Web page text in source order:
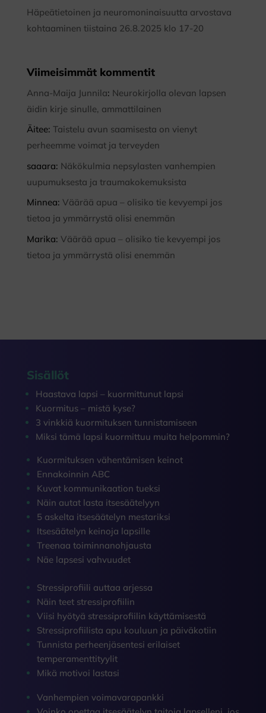
Häpeätietoinen ja neuromoninaisuutta arvostava
kohtaaminen tiistaina 26.8.2025 klo 17-20
Viimeisimmät kommentit
Anna-Maija Junnila: Neurokirjolla olevan lapsen
äidin kirje sinulle, ammattilainen
Äitee: Taistelu avun saamisesta on vienyt
perheemme voimat ja terveyden
saaara: Näkökulmia nepsylasten vanhempien
uupumuksesta ja traumakokemuksista
Minnea: Väärää apua – olisiko tie kevyempi jos
tietoa ja ymmärrystä olisi enemmän
Marika: Väärää apua – olisiko tie kevyempi jos
tietoa ja ymmärrystä olisi enemmän
Sisällöt
Haastava lapsi – kuormittunut lapsi
Kuormitus – mistä kyse?
3 vinkkiä kuormituksen tunnistamiseen
Miksi tämä lapsi kuormittuu muita helpommin?
Kuormituksen vähentämisen keinot
Ennakoinnin ABC
Kuvat kommunikaation tueksi
Näin autat lasta itsesäätelyyn
5 askelta itsesäätelyn mestariksi
Itsesäätelyn keinoja lapsille
Treenaa toiminnanohjausta
Näe lapsesi vahvuudet
Stressiprofiili auttaa arjessa
Näin teet stressiprofiilin
Viisi hyötyä stressiprofiilin käyttämisestä
Stressiprofiilista apu kouluun ja päiväkotiin
Tunnista perheenjäsentesi erilaiset
temperamenttityylit
Mikä motivoi lastasi
Vanhempien voimavarapankki